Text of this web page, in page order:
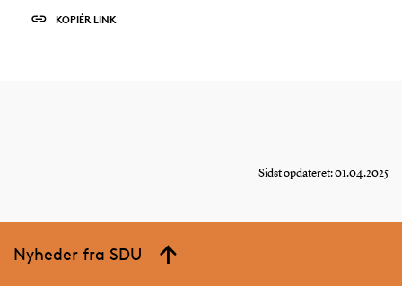
KOPIÉR LINK
Sidst opdateret: 01.04.2025
Nyheder fra SDU